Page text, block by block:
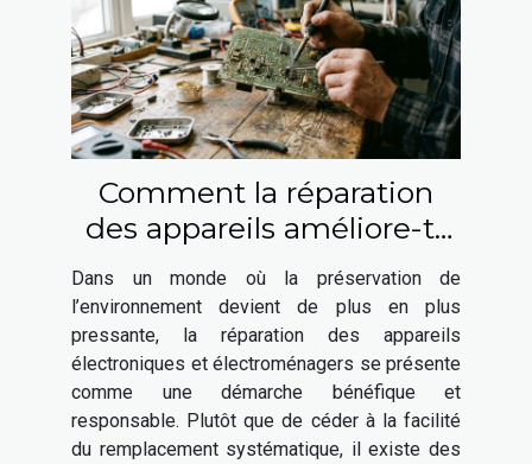
Comment la réparation
des appareils améliore-t-
elle notre impact
environnemental ?
Dans un monde où la préservation de
l’environnement devient de plus en plus
pressante, la réparation des appareils
électroniques et électroménagers se présente
comme une démarche bénéfique et
responsable. Plutôt que de céder à la facilité
du remplacement systématique, il existe des